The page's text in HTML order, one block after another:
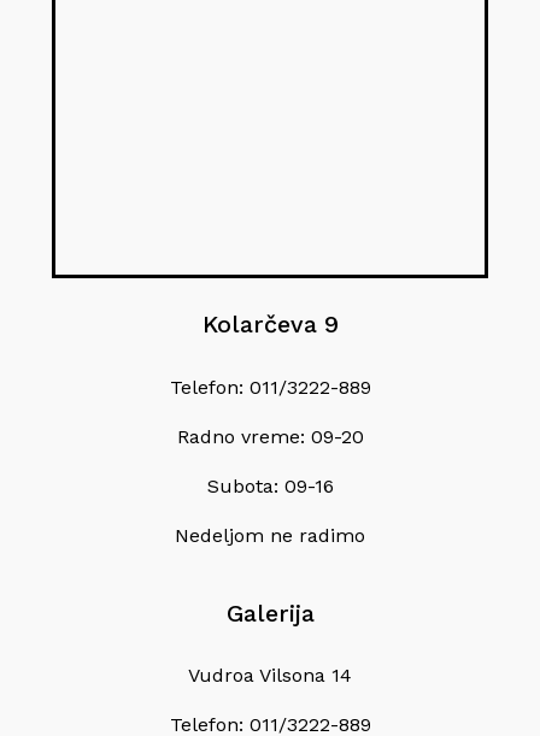
Kolarčeva 9
Telefon: 011/3222-889
Radno vreme: 09-20
Subota: 09-16
Nedeljom ne radimo
Galerija
Vudroa Vilsona 14
Telefon: 011/3222-889